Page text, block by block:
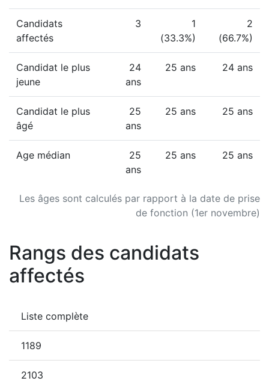
Les âges sont calculés par rapport à la date de prise
de fonction (1er novembre)
Candidats
affectés
3
1
(33.3%)
2
(66.7%)
Candidat le plus
jeune
24
ans
25 ans 24 ans
Candidat le plus
âgé
25
ans
25 ans 25 ans
Age médian
25
ans
25 ans 25 ans
Rangs des candidats
affectés
Liste complète
1189
2103